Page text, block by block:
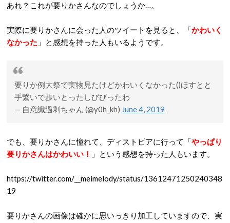
あれ？これが要りかさんなのでしょうか…。
実際に要りかさんに会った人のツイートを見ると、「かわいく
なかった 」と感想を持った人もいるようです。
要りか例大祭で実物見たけどかわいくなかった()ほすとと
手繋いで歩いとったしびびったわ
— 自意識過剰ちゃん (@y0h_kh) June 4, 2019
でも、要りかさんに憧れて、ディストピアに行って「やっぱり
要りかさんはかわいい！
」という感想を持った人もいます。
https://twitter.com/__meimelody/status/13612471250240348
19
要りかさんの画像は確かに思いっきり加工していますので、実